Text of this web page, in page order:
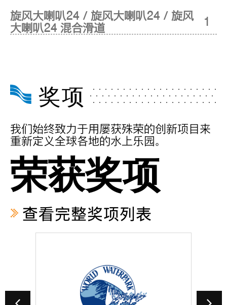
旋风大喇叭24 / 旋风大喇叭24 / 旋风
大喇叭24 混合滑道
1
奖项
我们始终致力于用屡获殊荣的创新项目来
重新定义全球各地的水上乐园。
荣获奖项
查看完整奖项列表
前沿奖
创新